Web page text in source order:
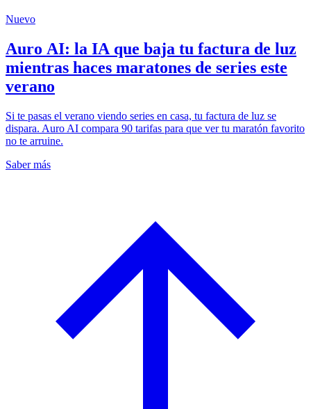
Nuevo
Auro AI: la IA que baja tu factura de luz
mientras haces maratones de series este
verano
Si te pasas el verano viendo series en casa, tu factura de luz se
dispara. Auro AI compara 90 tarifas para que ver tu maratón favorito
no te arruine.
Saber más